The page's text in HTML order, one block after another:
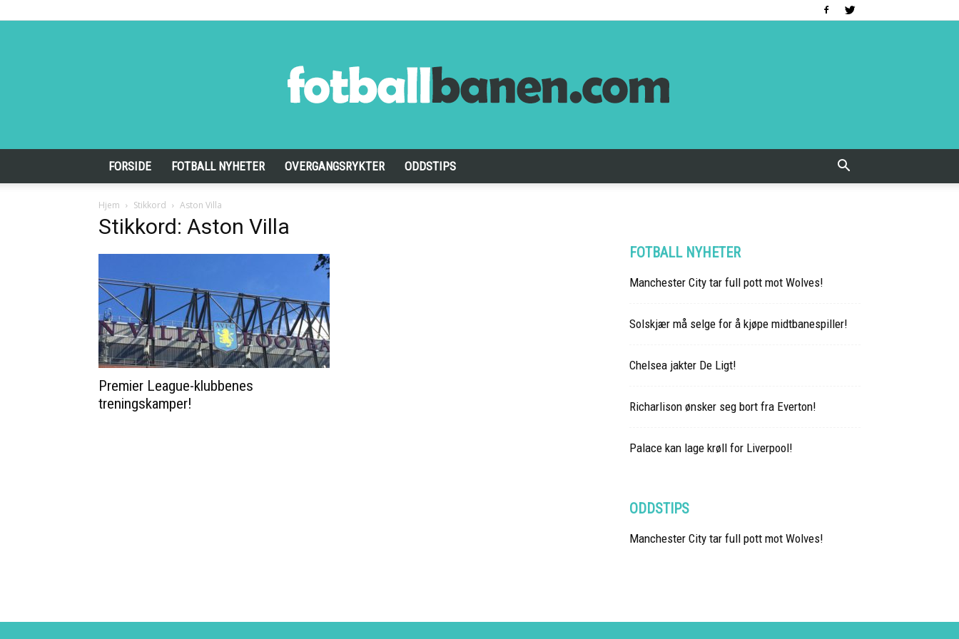
FORSIDE FOTBALL NYHETER OVERGANGSRYKTER ODDSTIPS
Hjem Stikkord Aston Villa
Stikkord: Aston Villa
Premier League-klubbenes
treningskamper!
FOTBALL NYHETER
Manchester City tar full pott mot Wolves!
Solskjær må selge for å kjøpe midtbanespiller!
Chelsea jakter De Ligt!
Richarlison ønsker seg bort fra Everton!
Palace kan lage krøll for Liverpool!
ODDSTIPS
Manchester City tar full pott mot Wolves!